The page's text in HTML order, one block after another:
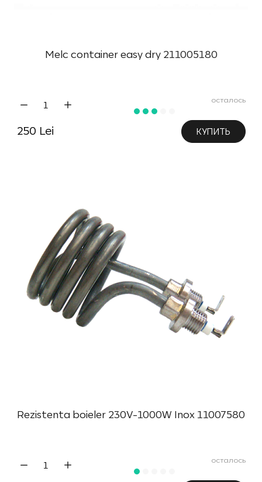
Melc container easy dry 211005180
осталось
250 Lei КУПИТЬ
Rezistenta boieler 230V-1000W Inox 11007580
осталось